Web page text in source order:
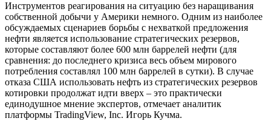
Инструментов реагирования на ситуацию без наращивания
собственной добычи у Америки немного. Одним из наиболее
обсуждаемых сценариев борьбы с нехваткой предложения
нефти является использование стратегических резервов,
которые составляют более 600 млн баррелей нефти (для
сравнения: до последнего кризиса весь объем мирового
потребления составлял 100 млн баррелей в сутки). В случае
отказа США использовать нефть из стратегических резервов
котировки продолжат идти вверх – это практически
единодушное мнение экспертов, отмечает аналитик
платформы TradingView, Inc. Игорь Кучма.